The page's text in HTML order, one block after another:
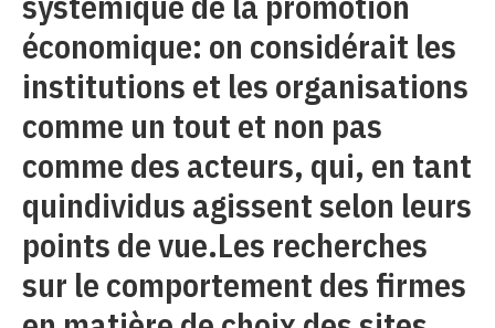
économique: on considérait les
institutions et les organisations
comme un tout et non pas
comme des acteurs, qui, en tant
quindividus agissent selon leurs
points de vue.Les recherches
sur le comportement des firmes